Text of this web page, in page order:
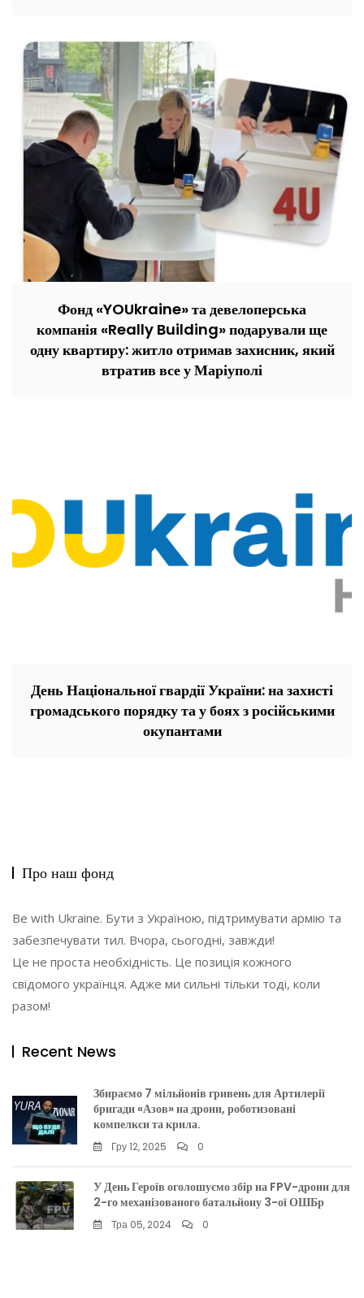
Фонд «YOUkraine» та девелоперська
компанія «Really Building» подарували ще
одну квартиру: житло отримав захисник, який
втратив все у Маріуполі
День Національної гвардії України: на захисті
громадського порядку та у боях з російськими
окупантами
Про наш фонд
Be with Ukraine. Бути з Україною, підтримувати армію та
забезпечувати тил. Вчора, сьогодні, завжди!
Це не проста необхідність. Це позиція кожного
свідомого українця. Адже ми сильні тільки тоді, коли
разом!
Recent News
Збираємо 7 мільйонів гривень для Артилерії
бригади «Азов» на дрони, роботизовані
компелкси та крила.
Гру 12, 2025 0
У День Героїв оголошуємо збір на FPV-дрони для
2-го механізованого батальйону 3-ої ОШБр
Тра 05, 2024 0